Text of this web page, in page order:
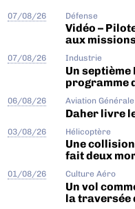
07/08/26 Défense
Vidéo –
aux
07/08/26 Industrie
Un
programme
06/08/26 Aviation Générale
Daher livre
03/08/26 Hélicoptère
Une
fait deux
01/08/26 Culture Aéro
Un vol
la traversée